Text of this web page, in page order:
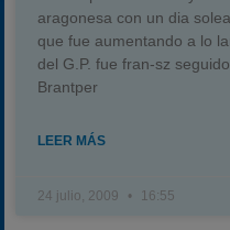
aragonesa con un dia
que fue aumentando a lo
del G.P. fue fran-sz
Brantper
LEER MÁS
24 julio, 2009 16:55